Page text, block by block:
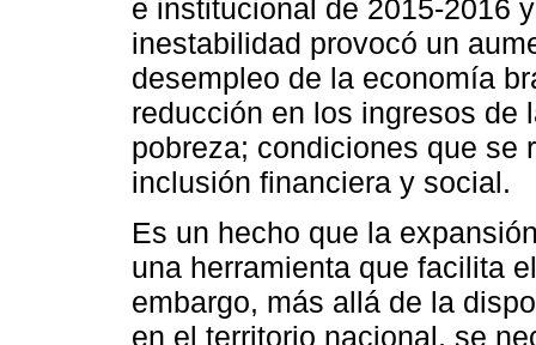
e institucional de 2015-2016
inestabilidad provocó un
desempleo de la economía
reducción en los ingresos de
pobreza; condiciones que se
inclusión financiera y social.
Es un hecho que la
una herramienta que facilita
embargo, más allá de la
en el territorio nacional, se